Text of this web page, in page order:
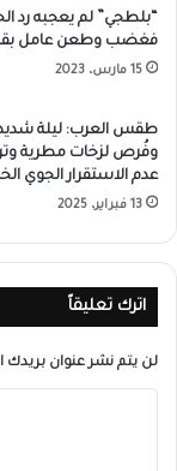
“بلطجي” لم يعجبه رد
فغضب وطعن عامل
15 مارس، 2023
طقس العرب: ليلة
وفُرص لزخات مطرية
عدم الاستقرار الجوي
13 فبراير، 2025
اترك تعليقاً
لن يتم نشر عنوان بريدك